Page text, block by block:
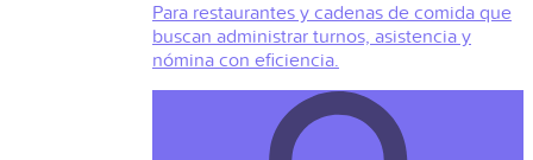
Para restaurantes y cadenas de comida que
buscan administrar turnos, asistencia y
nómina con eficiencia.